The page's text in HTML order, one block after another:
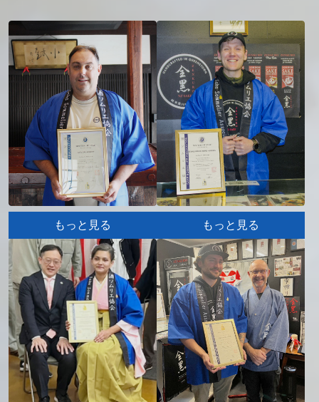
問
い
合
わ
もっと見る もっと見る